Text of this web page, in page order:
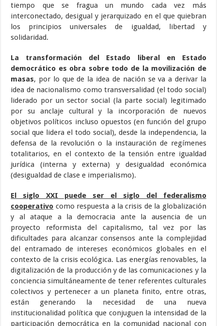
tiempo que se fragua un mundo cada vez más
interconectado, desigual y jerarquizado en el que quiebran
los principios universales de igualdad, libertad y
solidaridad.
La transformación del Estado liberal en Estado
democrático es obra sobre todo de la movilización de
masas, por lo que de la idea de nación se va a derivar la
idea de nacionalismo como transversalidad (el todo social)
liderado por un sector social (la parte social) legitimado
por su anclaje cultural y la incorporación de nuevos
objetivos políticos incluso opuestos (en función del grupo
social que lidera el todo social), desde la independencia, la
defensa de la revolución o la instauración de regímenes
totalitarios, en el contexto de la tensión entre igualdad
jurídica (interna y externa) y desigualdad económica
(desigualdad de clase e imperialismo).
El siglo XXI puede ser el siglo del federalismo
cooperativo como respuesta a la crisis de la globalización
y al ataque a la democracia ante la ausencia de un
proyecto reformista del capitalismo, tal vez por las
dificultades para alcanzar consensos ante la complejidad
del entramado de intereses económicos globales en el
contexto de la crisis ecológica. Las energías renovables, la
digitalización de la producción y de las comunicaciones y la
conciencia simultáneamente de tener referentes culturales
colectivos y pertenecer a un planeta finito, entre otras,
están generando la necesidad de una nueva
institucionalidad política que conjuguen la intensidad de la
participación democrática en la comunidad nacional con